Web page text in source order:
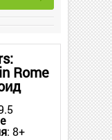
Rome
: 8+